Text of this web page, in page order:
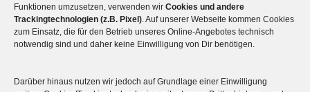
Funktionen umzusetzen, verwenden wir Cookies und andere
Trackingtechnologien (z.B. Pixel). Auf unserer Webseite kommen Cookies
zum Einsatz, die für den Betrieb unseres Online-Angebotes technisch
notwendig sind und daher keine Einwilligung von Dir benötigen.
Darüber hinaus nutzen wir jedoch auf Grundlage einer Einwilligung